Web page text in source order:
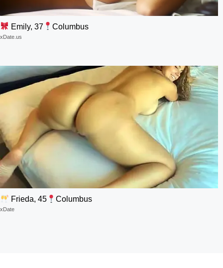
Emily, 37 Columbus
xDate.us
Frieda, 45 Columbus
xDate